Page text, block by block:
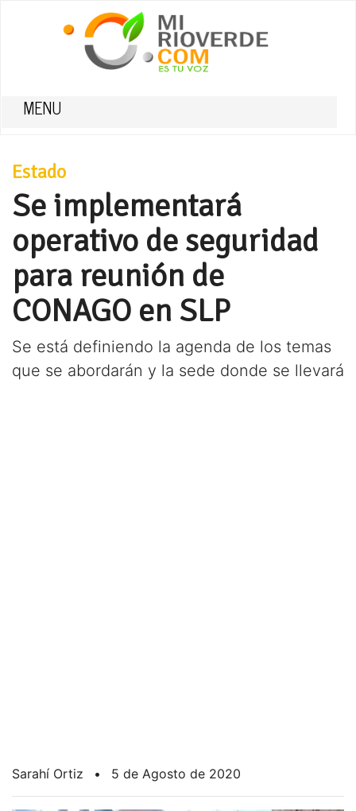
MENU
Estado
Se implementará
operativo de seguridad
para reunión de
CONAGO en SLP
Se está definiendo la agenda de los temas
que se abordarán y la sede donde se llevará
Sarahí Ortiz • 5 de Agosto de 2020